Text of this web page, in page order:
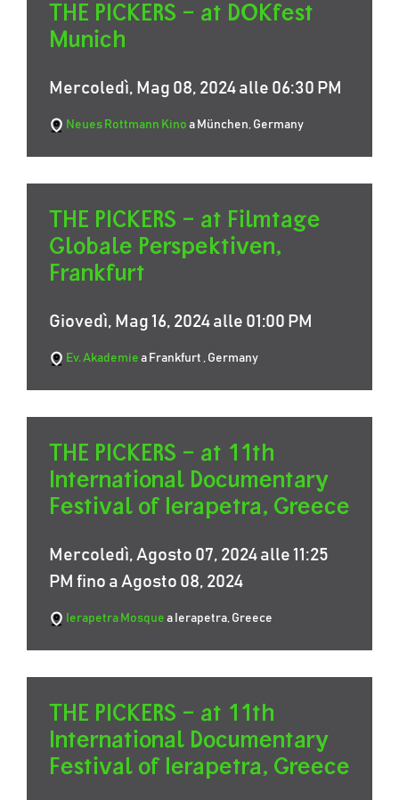
THE PICKERS – at DOKfest
Munich
Mercoledì, Mag 08, 2024 alle 06:30 PM
Neues Rottmann Kino a München, Germany
THE PICKERS – at Filmtage
Globale Perspektiven,
Frankfurt
Giovedì, Mag 16, 2024 alle 01:00 PM
Ev. Akademie a Frankfurt , Germany
THE PICKERS – at 11th
International Documentary
Festival of Ierapetra, Greece
Mercoledì, Agosto 07, 2024 alle 11:25
PM fino a Agosto 08, 2024
Ierapetra Mosque a Ierapetra, Greece
THE PICKERS – at 11th
International Documentary
Festival of Ierapetra, Greece